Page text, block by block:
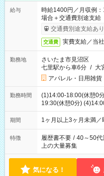
給与
時給1400円／月収例
場合＋交通費別途支給
交通費別途支給あり
交通費 実費支給／当
勤務地
さいたま市見沼区
七里駅から車6分 / 大
アパレル・日用雑貨
勤務時間
(1)14:00-18:00(休憩0
19:30(休憩0分)
ます
期間 1ヶ月以上3ヶ月未満
特徴 履歴書不要 / 40～50代
上の大量募集
気になる！